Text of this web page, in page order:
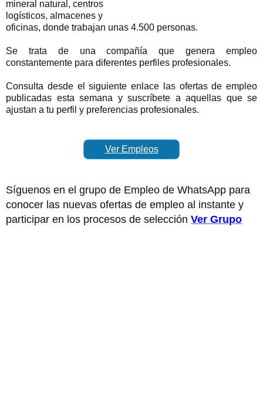
mineral natural, centros
logísticos, almacenes y
oficinas, donde trabajan unas 4.500 personas.
Se trata de una compañía que genera empleo
constantemente para diferentes perfiles profesionales.
Consulta desde el siguiente enlace las ofertas de empleo
publicadas esta semana y suscríbete a aquellas que se
ajustan a tu perfil y preferencias profesionales.
Ver Empleos
Síguenos en el grupo de Empleo de WhatsApp para
conocer las nuevas ofertas de empleo al instante y
participar en los procesos de selección Ver Grupo